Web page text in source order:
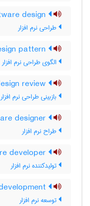
طراحی نرم‌ افزار
الگوی طراحی نرم افزار
بازبینی طراحی نرم ‌افزار
طراح نرم‌ افزار
تولیدکننده نرم ‌افزار
توسعه نرم افزار